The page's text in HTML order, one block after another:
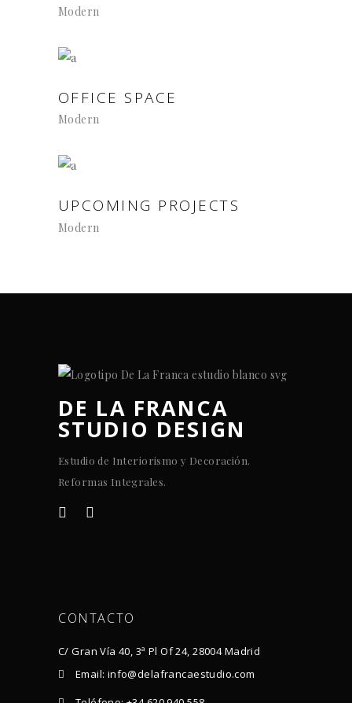
Modern
OFFICE SPACE
Modern
UPCOMING PROJECTS
Modern
DE LA FRANCA
STUDIO DESIGN
Estudio de Interiorismo y Decoración.
Reformas Integrales.
CONTACTO
C/ Gran Vía 40, 3ª Pl Of 24, 28004 Madrid
Email: info@delafrancaestudio.com